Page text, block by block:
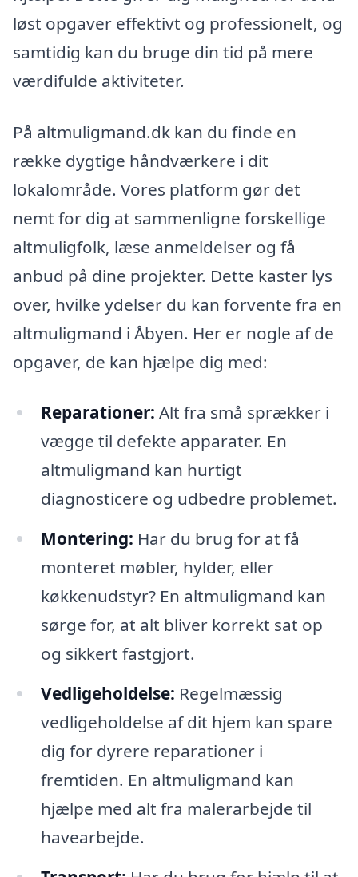
løst opgaver effektivt og professionelt, og
samtidig kan du bruge din tid på mere
værdifulde aktiviteter.
På altmuligmand.dk kan du finde en
række dygtige håndværkere i dit
lokalområde. Vores platform gør det
nemt for dig at sammenligne forskellige
altmuligfolk, læse anmeldelser og få
anbud på dine projekter. Dette kaster lys
over, hvilke ydelser du kan forvente fra en
altmuligmand i Åbyen. Her er nogle af de
opgaver, de kan hjælpe dig med:
Reparationer: Alt fra små sprækker i
vægge til defekte apparater. En
altmuligmand kan hurtigt
diagnosticere og udbedre problemet.
Montering: Har du brug for at få
monteret møbler, hylder, eller
køkkenudstyr? En altmuligmand kan
sørge for, at alt bliver korrekt sat op
og sikkert fastgjort.
Vedligeholdelse: Regelmæssig
vedligeholdelse af dit hjem kan spare
dig for dyrere reparationer i
fremtiden. En altmuligmand kan
hjælpe med alt fra malerarbejde til
havearbejde.